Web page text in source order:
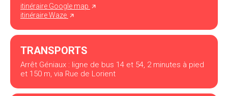
itinéraire Google map
itinéraire Waze
TRANSPORTS
Arrêt Géniaux : ligne de bus 14 et 54, 2 minutes à pied
et 150 m, via Rue de Lorient